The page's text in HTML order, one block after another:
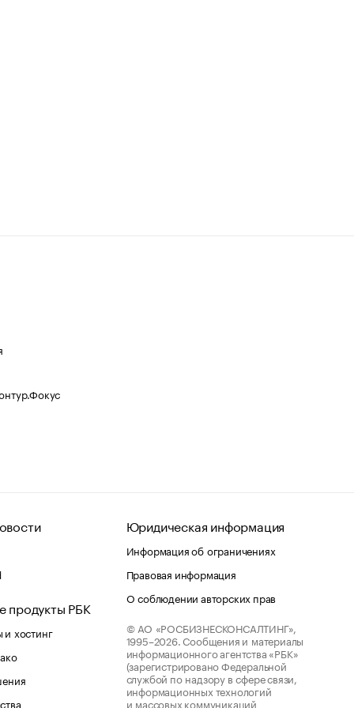
продукты РБК
хостинг
Юридическая информация
Информация об ограничениях
Правовая информация
О соблюдении авторских прав
© АО «РОСБИЗНЕСКОНСАЛТИНГ»,
1995–2026. Сообщения и материалы
информационного агентства «РБК»
(зарегистрировано Федеральной
службой по надзору в сфере связи,
информационных технологий
и массовых коммуникаций